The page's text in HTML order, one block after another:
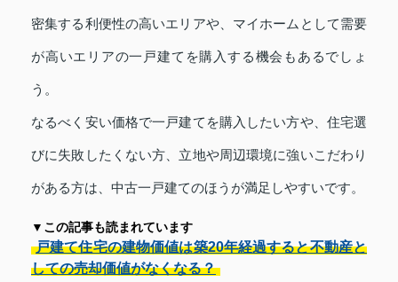
密集する利便性の高いエリアや、マイホームとして需要
が高いエリアの一戸建てを購入する機会もあるでしょ
う。
なるべく安い価格で一戸建てを購入したい方や、住宅選
びに失敗したくない方、立地や周辺環境に強いこだわり
がある方は、中古一戸建てのほうが満足しやすいです。
▼この記事も読まれています
戸建て住宅の建物価値は築20年経過すると不動産と
しての売却価値がなくなる？